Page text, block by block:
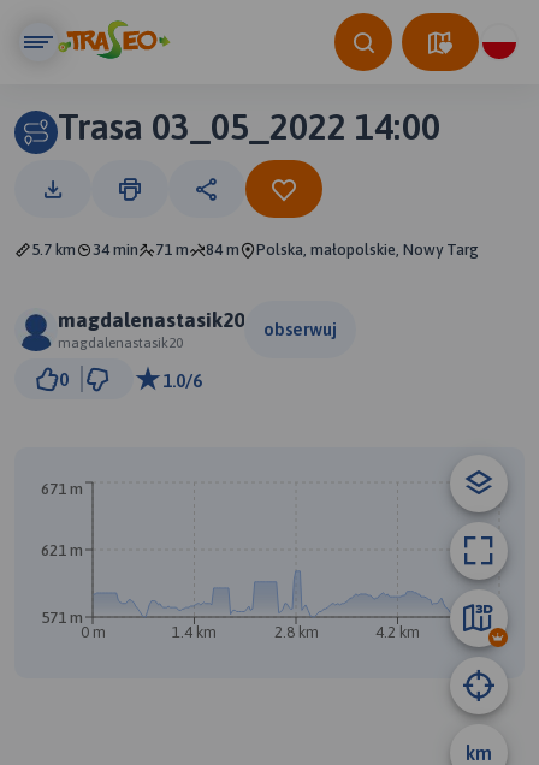
Trasa 03_05_2022 14:00
5.7 km 34 min 71 m 84 m Polska, małopolskie, Nowy Targ
magdalenastasik20
magdalenastasik20
obserwuj
0 1.0/6
B
km
0 m 1.4 km 2.8 km 4.2 km 5.6 km
571 m
621 m
671 m